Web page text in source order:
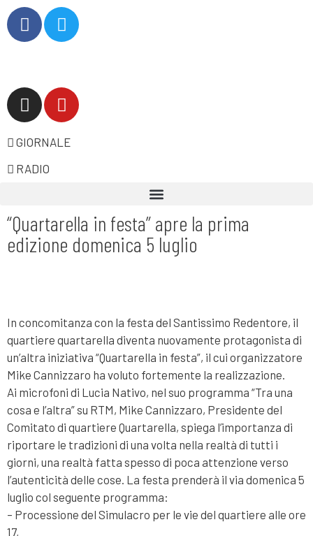
GIORNALE
RADIO
“Quartarella in festa” apre la prima
edizione domenica 5 luglio
In concomitanza con la festa del Santissimo Redentore, il
quartiere quartarella diventa nuovamente protagonista di
un’altra iniziativa “Quartarella in festa”, il cui organizzatore
Mike Cannizzaro ha voluto fortemente la realizzazione.
Ai microfoni di Lucia Nativo, nel suo programma “Tra una
cosa e l’altra” su RTM, Mike Cannizzaro, Presidente del
Comitato di quartiere Quartarella, spiega l’importanza di
riportare le tradizioni di una volta nella realtà di tutti i
giorni, una realtà fatta spesso di poca attenzione verso
l’autenticità delle cose. La festa prenderà il via domenica 5
luglio col seguente programma:
– Processione del Simulacro per le vie del quartiere alle ore
17,